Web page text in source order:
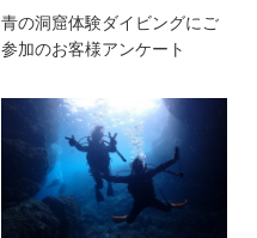
青の洞窟体験ダイビングにご
参加のお客様アンケート